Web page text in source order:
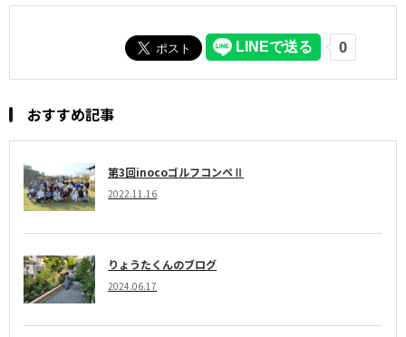
おすすめ記事
第3回inocoゴルフコンペⅡ
2022.11.16
りょうたくんのブログ
2024.06.17